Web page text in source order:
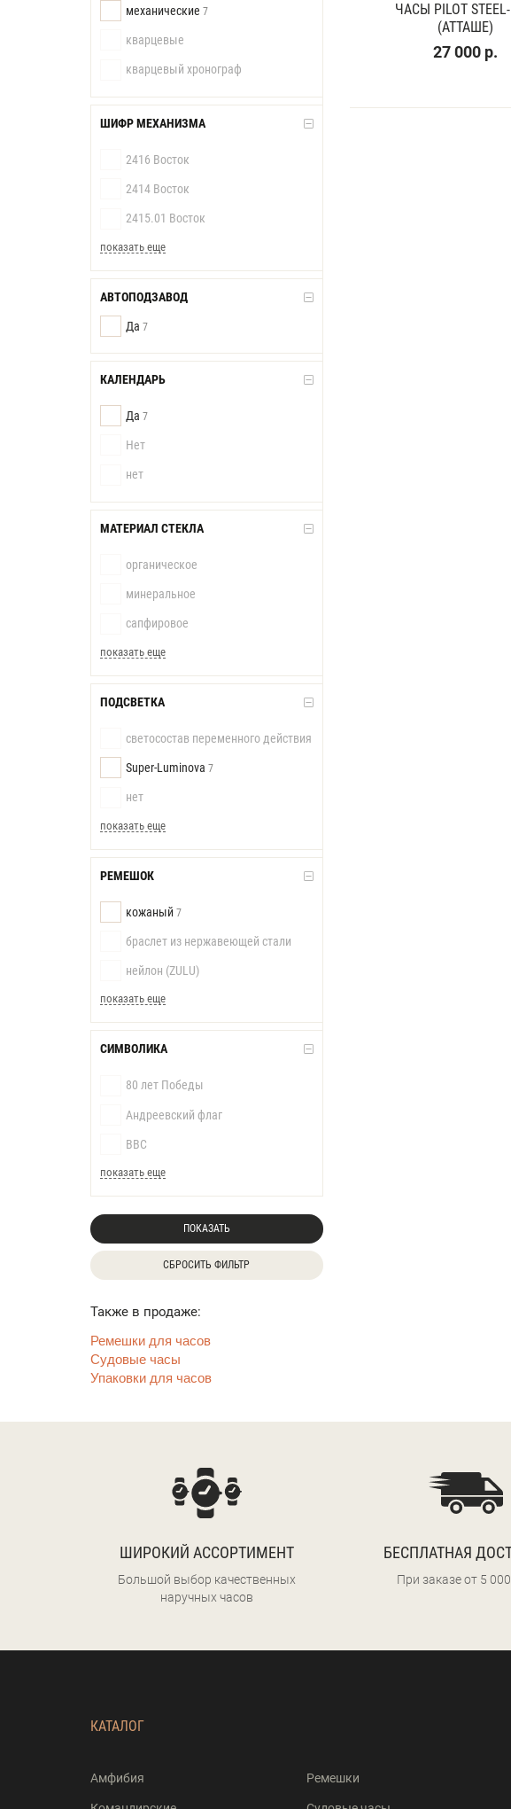
механические 7
кварцевые
кварцевый хронограф
ШИФР МЕХАНИЗМА
2416 Восток
2414 Восток
2415.01 Восток
показать еще
АВТОПОДЗАВОД
Да 7
КАЛЕНДАРЬ
Да 7
Нет
нет
МАТЕРИАЛ СТЕКЛА
органическое
минеральное
сапфировое
показать еще
ПОДСВЕТКА
светосостав переменного действия
Super-Luminova 7
нет
показать еще
РЕМЕШОК
кожаный 7
браслет из нержавеющей стали
нейлон (ZULU)
показать еще
СИМВОЛИКА
80 лет Победы
Андреевский флаг
ВВС
показать еще
ПОКАЗАТЬ
СБРОСИТЬ ФИЛЬТР
Также в продаже:
Ремешки для часов
Судовые часы
Упаковки для часов
ЧАСЫ PILOT
(АТТАШЕ)
27 000 р.
ШИРОКИЙ АССОРТИМЕНТ
Большой выбор качественных
наручных часов
БЕСПЛАТНАЯ
При заказе от 5
КАТАЛОГ
Амфибия Ремешки